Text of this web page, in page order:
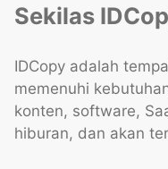
Sekilas
IDCopy adalah
memenuhi
konten, software,
hiburan, dan akan